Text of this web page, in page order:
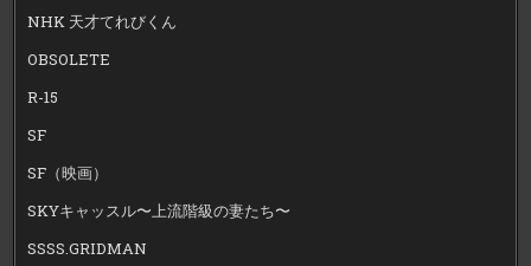
NHK 天才てれびくん
OBSOLETE
R-15
SF
SF（映画）
SKYキャッスル〜上流階級の妻たち〜
SSSS.GRIDMAN